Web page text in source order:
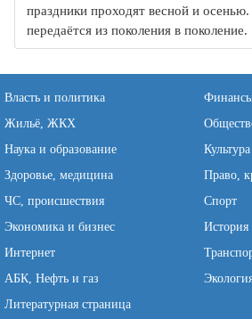
праздники проходят весной и
передаётся из поколения в поколение.
Власть и политика
Жильё, ЖКХ
Наука и образование
Культура
Здоровье, медицина
Право,
ЧС, происшествия
Спорт
Экономика и бизнес
История
Интернет
АБК, Нефть и газ
Литературная страница